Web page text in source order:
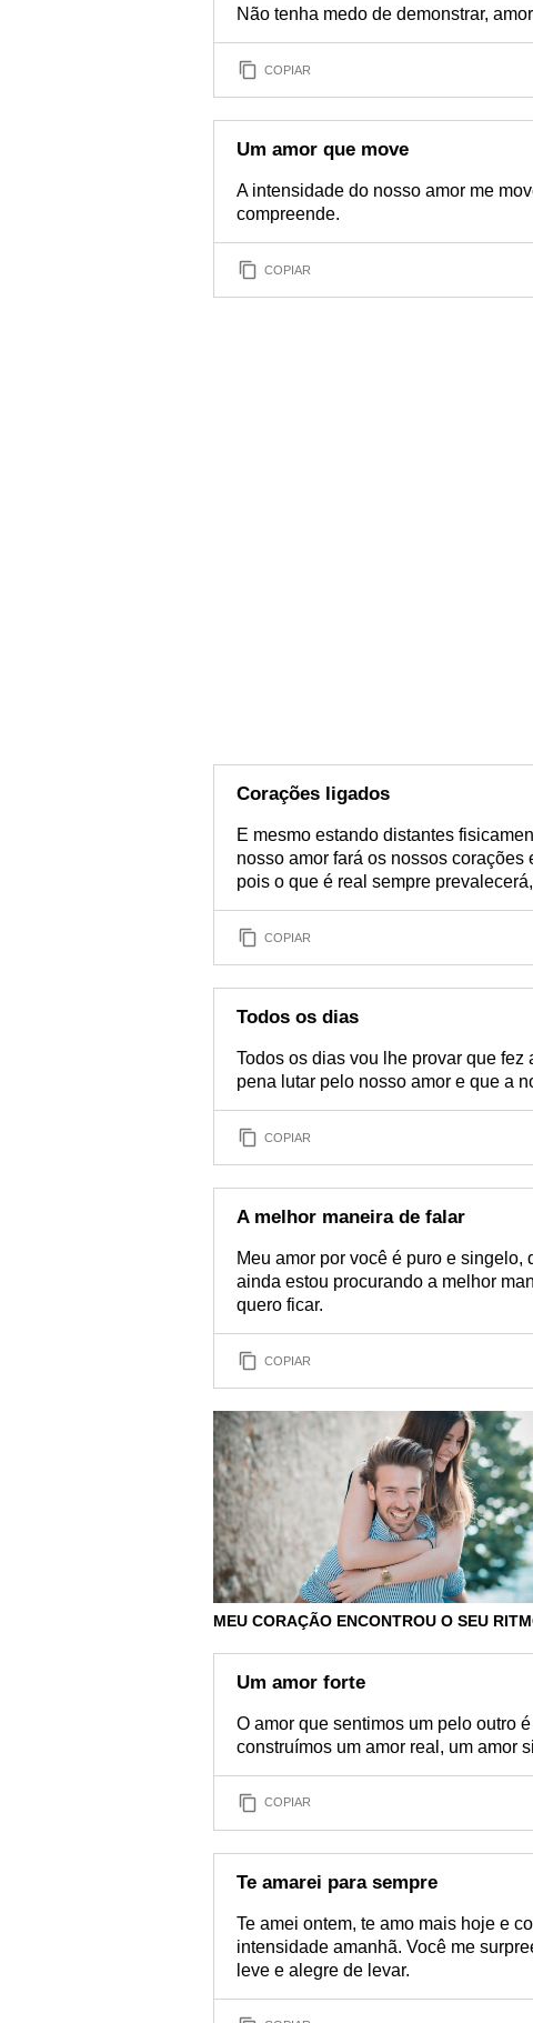
Não tenha medo de demonstrar,
COPIAR
Um amor que move
A intensidade do nosso amor me
compreende.
COPIAR
Corações ligados
E mesmo estando distantes
nosso amor fará os nossos
pois o que é real sempre
COPIAR
Todos os dias
Todos os dias vou lhe provar que
pena lutar pelo nosso amor e que a
COPIAR
A melhor maneira de falar
Meu amor por você é puro e
ainda estou procurando a melhor
quero ficar.
COPIAR
MEU CORAÇÃO ENCONTROU O SEU
Um amor forte
O amor que sentimos um pelo outro
construímos um amor real, um amor
COPIAR
Te amarei para sempre
Te amei ontem, te amo mais hoje e
intensidade amanhã. Você me
leve e alegre de levar.